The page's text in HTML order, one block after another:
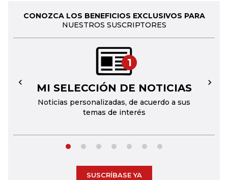
CONOZCA LOS BENEFICIOS EXCLUSIVOS PARA
NUESTROS SUSCRIPTORES
1
MI SELECCIÓN DE NOTICIAS
Noticias personalizadas, de acuerdo a sus
temas de interés
← →
SUSCRÍBASE YA